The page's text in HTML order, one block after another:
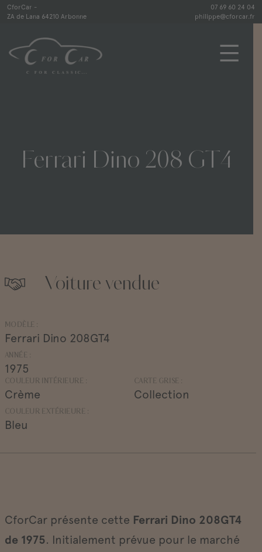
Skip
content
CforCar -
ZA de Lana 64210 Arbonne
07 69 60 24 04
philippe@cforcar.fr
Ferrari Dino 208 GT4
Voiture vendue
MODÈLE :
Ferrari Dino 208GT4
ANNÉE :
1975
COULEUR INTÉRIEURE :
Crème
COULEUR EXTÉRIEURE :
Bleu
CARTE GRISE :
Collection
CforCar présente cette Ferrari Dino 208GT4
de 1975. Initialement prévue pour le marché